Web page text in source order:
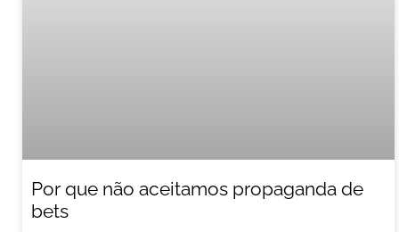
Por que não aceitamos propaganda de
bets